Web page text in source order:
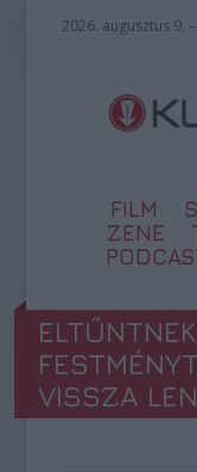
2026. augusztus 9.
FILM
ZENE
VISSZA